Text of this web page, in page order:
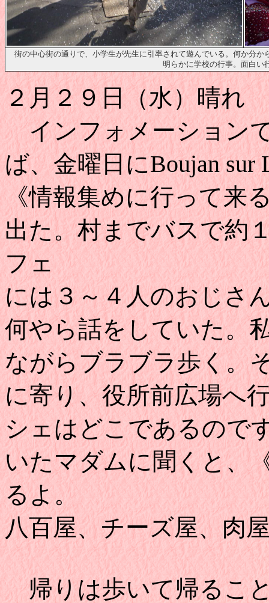
街の中心街の通りで、小学生が先生に引率されて遊んでいる。何か分
明らかに学校の行事。面白い
２月２９日（水）晴れ
インフォメーション
ば、金曜日にBoujan
《情報集めに行って来
出た。村までバスで約
フェ
には３～４人のおじさ
何やら話をしていた。
ながらブラブラ歩く。
に寄り、役所前広場へ
シェはどこであるので
いたマダムに聞くと、
るよ。
八百屋、チーズ屋、肉
帰りは歩いて帰るこ